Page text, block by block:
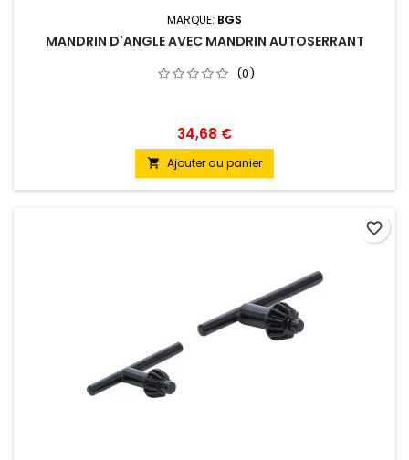
MARQUE: BGS
MANDRIN D'ANGLE AVEC MANDRIN AUTOSERRANT
(0)
34,68 €
 Ajouter au panier
favorite_border